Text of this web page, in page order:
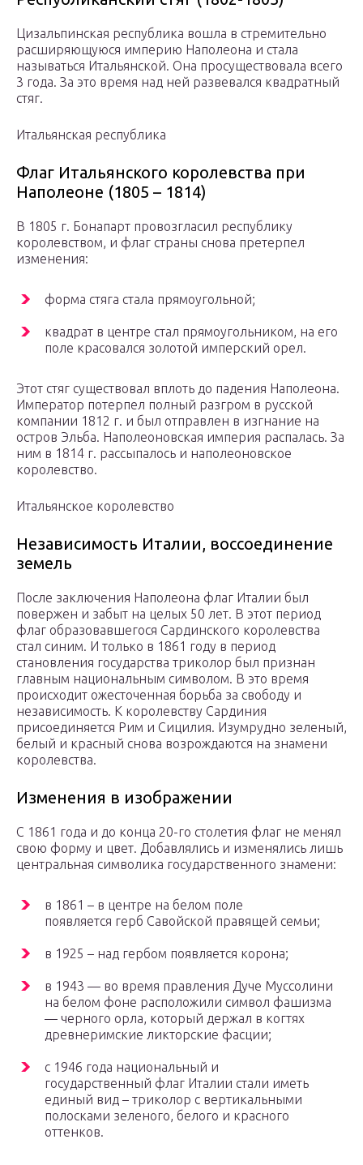
Цизальпинская республика вошла в стремительно
расширяющуюся империю Наполеона и стала
называться Итальянской. Она просуществовала всего
3 года. За это время над ней развевался квадратный
стяг.
Итальянская республика
Флаг Итальянского королевства при
Наполеоне (1805 – 1814)
В 1805 г. Бонапарт провозгласил республику
королевством, и флаг страны снова претерпел
изменения:
форма стяга стала прямоугольной;
квадрат в центре стал прямоугольником, на его
поле красовался золотой имперский орел.
Этот стяг существовал вплоть до падения Наполеона.
Император потерпел полный разгром в русской
компании 1812 г. и был отправлен в изгнание на
остров Эльба. Наполеоновская империя распалась. За
ним в 1814 г. рассыпалось и наполеоновское
королевство.
Итальянское королевство
Независимость Италии, воссоединение
земель
После заключения Наполеона флаг Италии был
повержен и забыт на целых 50 лет. В этот период
флаг образовавшегося Сардинского королевства
стал синим. И только в 1861 году в период
становления государства триколор был признан
главным национальным символом. В это время
происходит ожесточенная борьба за свободу и
независимость. К королевству Сардиния
присоединяется Рим и Сицилия. Изумрудно зеленый,
белый и красный снова возрождаются на знамени
королевства.
Изменения в изображении
С 1861 года и до конца 20-го столетия флаг не менял
свою форму и цвет. Добавлялись и изменялись лишь
центральная символика государственного знамени:
в 1861 – в центре на белом поле
появляется герб Савойской правящей семьи;
в 1925 – над гербом появляется корона;
в 1943 — во время правления Дуче Муссолини
на белом фоне расположили символ фашизма
— черного орла, который держал в когтях
древнеримские ликторские фасции;
с 1946 года национальный и
государственный флаг Италии стали иметь
единый вид – триколор с вертикальными
полосками зеленого, белого и красного
оттенков.